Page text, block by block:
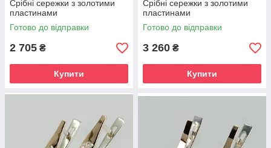
Срібні сережки з золотими
пластинами
Готово до відправки
2 705 ₴
Купити
Срібні сережки з золотими
пластинами
Готово до відправки
3 260 ₴
Купити